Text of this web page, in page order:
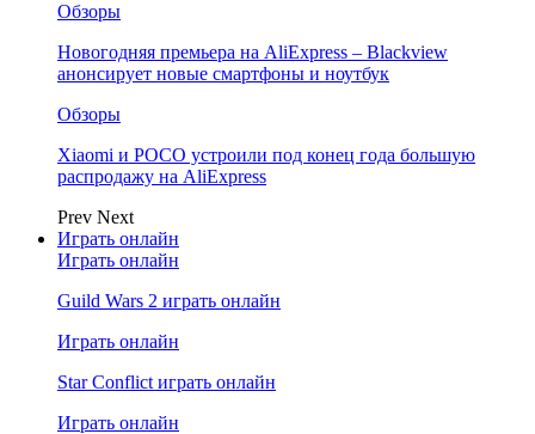
Обзоры
Новогодняя премьера на AliExpress – Blackview
анонсирует новые смартфоны и ноутбук
Обзоры
Xiaomi и POCO устроили под конец года большую
распродажу на AliExpress
Prev Next
Играть онлайн
Играть онлайн
Guild Wars 2 играть онлайн
Играть онлайн
Star Conflict играть онлайн
Играть онлайн